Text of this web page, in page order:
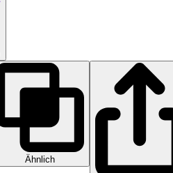
Ähnlich